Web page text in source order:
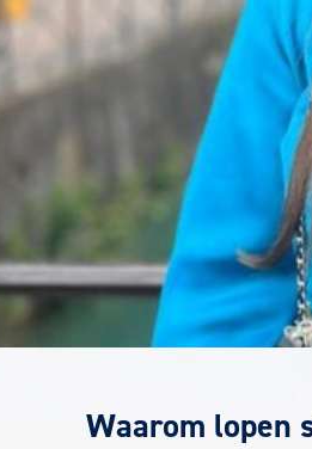
Waarom lopen